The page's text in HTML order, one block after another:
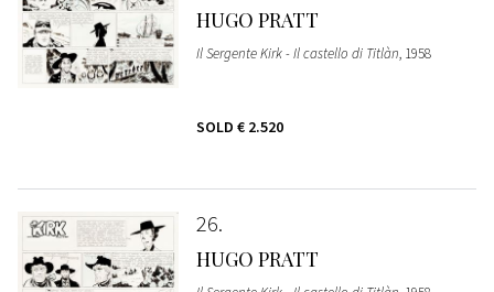
HUGO PRATT
Il Sergente Kirk - Il castello di Titlàn, 1958
SOLD € 2.520
26
HUGO PRATT